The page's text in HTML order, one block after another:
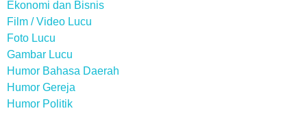
Ekonomi dan Bisnis
Film / Video Lucu
Foto Lucu
Gambar Lucu
Humor Bahasa Daerah
Humor Gereja
Humor Politik